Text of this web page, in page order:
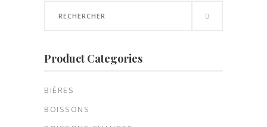
Product Categories
BIÈRES
BOISSONS